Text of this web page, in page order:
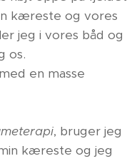
kæreste og vores
jeg i vores båd og
os.
en masse
, bruger jeg
kæreste og jeg